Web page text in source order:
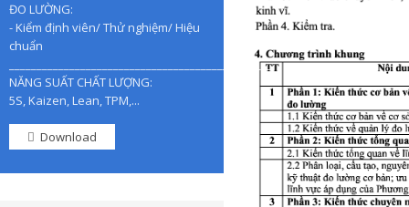
ĐO LƯỜNG:
- Kiểm định viên/ Thử nghiệm/ Hiệu
chuẩn
________________________________________________
NĂNG SUẤT CHẤT LƯỢNG:
5S, Kaizen, Lean, TPM,...
Download